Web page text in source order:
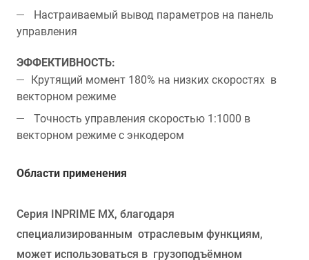
Настраиваемый вывод параметров на панель
управления
ЭФФЕКТИВНОСТЬ:
Крутящий момент 180% на низких скоростях в
векторном режиме
Точность управления скоростью 1:1000 в
векторном режиме с энкодером
Области применения
Серия INPRIME MX, благодаря
специализированным отраслевым функциям,
может использоваться в грузоподъёмном